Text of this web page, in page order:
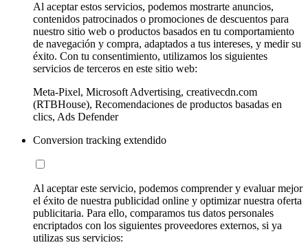
Al aceptar estos servicios, podemos mostrarte anuncios,
contenidos patrocinados o promociones de descuentos para
nuestro sitio web o productos basados en tu comportamiento
de navegación y compra, adaptados a tus intereses, y medir su
éxito. Con tu consentimiento, utilizamos los siguientes
servicios de terceros en este sitio web:
Meta-Pixel, Microsoft Advertising, creativecdn.com
(RTBHouse), Recomendaciones de productos basadas en
clics, Ads Defender
Conversion tracking extendido
Al aceptar este servicio, podemos comprender y evaluar mejor
el éxito de nuestra publicidad online y optimizar nuestra oferta
publicitaria. Para ello, comparamos tus datos personales
encriptados con los siguientes proveedores externos, si ya
utilizas sus servicios: